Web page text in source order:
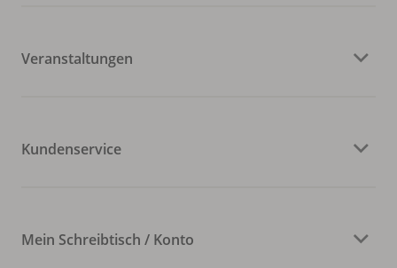
Veranstaltungen
Kundenservice
Mein Schreibtisch / Konto